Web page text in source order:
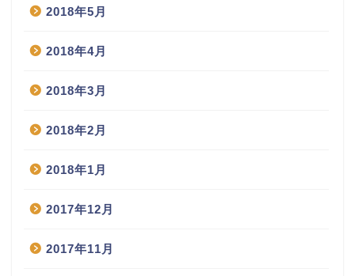
2018年5月
2018年4月
2018年3月
2018年2月
2018年1月
2017年12月
2017年11月